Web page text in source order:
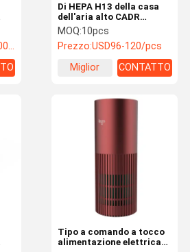
Contattaci
del filtrante di HEPA
Di HEPA H13 della casa
dell'aria alto CADR
280m3/h RCI purificatore
dell'aria del purificatore a
basso rumore
MOQ:10pcs
Prezzo:USD96-120/pcs
Miglior
CONTATTO
Tipo a comando a tocco
alimentazione elettrica